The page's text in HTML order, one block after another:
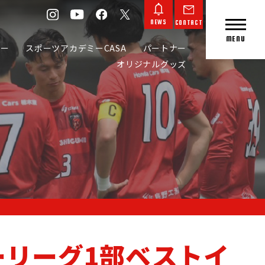
NEWS CONTACT
スポーツアカデミーCASA
パートナー
オリジナルグッズ
GOODS
NEWS CONTACT
MENU
ーグ1部ベストイ